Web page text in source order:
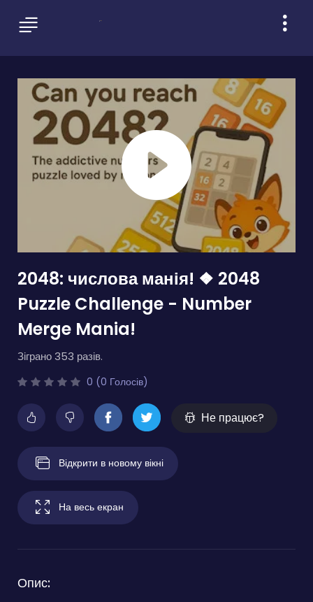
2048: числова манія! ❖ 2048
Puzzle Challenge - Number
Merge Mania!
Зіграно 353 разів.
0 (0 Голосів)
Не працює?
Відкрити в новому вікні
На весь екран
Опис: